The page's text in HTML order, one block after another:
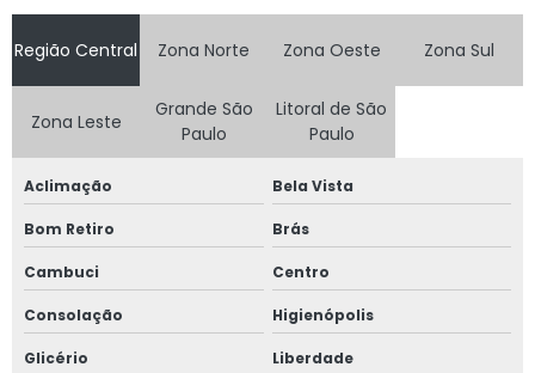
Esquadrias de alumínio janelas e portas
Esquadrias de alumínio janelas valor
Esquadrias de alumínio maxim ar
Esquadrias de alumínio sob medida
Esquadrias de alumínio sob medida preço
Esquadrias de alumínio sob medida são paulo
Região Central Zona Norte Zona Oeste Zona Sul
Zona Leste
Grande São
Paulo
Litoral de São
Paulo
Aclimação Bela Vista
Bom Retiro Brás
Cambuci Centro
Consolação Higienópolis
Glicério Liberdade